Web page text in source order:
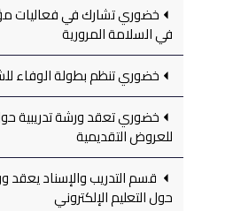
خضوري تشارك في فعاليات
في السلامة المرورية
خضوري تنظم بطولة الوفاء
خضوري تعقد ورشة تدريبية
للعروض التقديمية
قسم التدريب والإسناد يعقد
حول التعليم الإلكتروني